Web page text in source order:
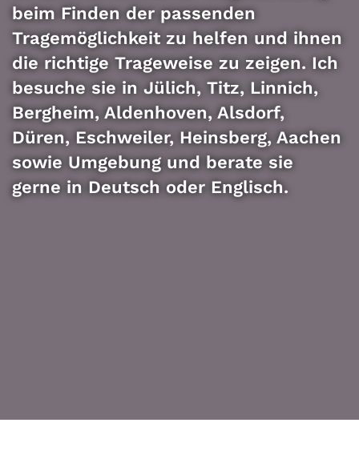
beim Finden der passenden
Tragemöglichkeit zu helfen und ihnen
die richtige Trageweise zu zeigen. Ich
besuche sie in Jülich, Titz, Linnich,
Bergheim, Aldenhoven, Alsdorf,
Düren, Eschweiler, Heinsberg, Aachen
sowie Umgebung und berate sie
gerne in Deutsch oder Englisch.